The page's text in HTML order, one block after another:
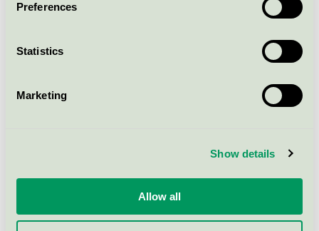
Preferences
Statistics
Marketing
Show details
Allow all
Kraven för Svanenmärkt fastighetsdrift, har som syfte
att optimera resursanvändningen och att minska
byggnadens klimatavtryck. På Fastighetsmässan 12–13
fastighetsdrift att presenteras av Joel O’Reilly och
Linda Carnby, chef, affärsområde hus, +46 8-55 55 24
linda.carnby@svanen.se